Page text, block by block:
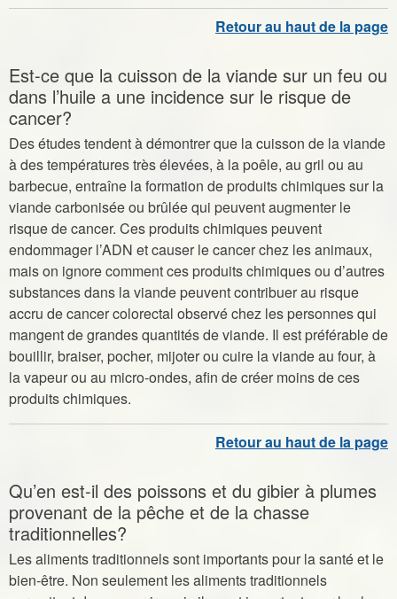
Est-ce que la cuisson de la viande sur un feu ou
dans l’huile a une incidence sur le risque de
cancer?
Des études tendent à démontrer que la cuisson de la viande
à des températures très élevées, à la poêle, au gril ou au
barbecue, entraîne la formation de produits chimiques sur la
viande carbonisée ou brûlée qui peuvent augmenter le
risque de cancer. Ces produits chimiques peuvent
endommager l’ADN et causer le cancer chez les animaux,
mais on ignore comment ces produits chimiques ou d’autres
substances dans la viande peuvent contribuer au risque
accru de cancer colorectal observé chez les personnes qui
mangent de grandes quantités de viande. Il est préférable de
bouillir, braiser, pocher, mijoter ou cuire la viande au four, à
la vapeur ou au micro-ondes, afin de créer moins de ces
produits chimiques.
Qu’en est-il des poissons et du gibier à plumes
provenant de la pêche et de la chasse
traditionnelles?
Les aliments traditionnels sont importants pour la santé et le
bien-être. Non seulement les aliments traditionnels